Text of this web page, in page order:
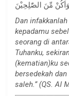
مِّنَ الصّٰلِحِيْنَ
Dan
kepadamu
seorang di
Tuhanku,
(kematian)ku
bersedekah
saleh.” (QS. Al